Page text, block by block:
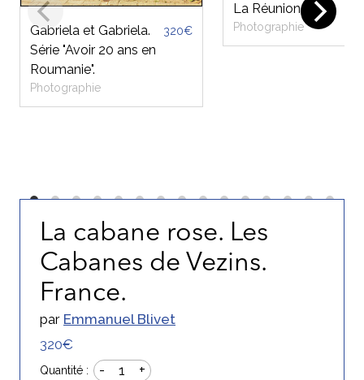
Gabriela et Gabriela.
Série "Avoir 20 ans en
Roumanie".
Photographie
320€
La Réunion.
Photographie
La cabane rose. Les
Cabanes de Vezins.
France.
par Emmanuel Blivet
320€
Quantité : - 1 +